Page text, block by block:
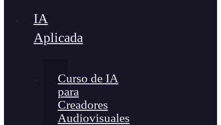
IA
Aplicada
Curso de IA
para
Creadores
Audiovisuales